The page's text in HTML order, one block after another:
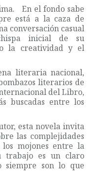
En el fondo sabe
está a la caza de
conversación casual
inicial de su
la creatividad y el
literaria nacional,
literarios de
del Libro,
buscadas entre los
esta novela invita
las complejidades
mojones entre la
trabajo es un claro
siempre son lo que